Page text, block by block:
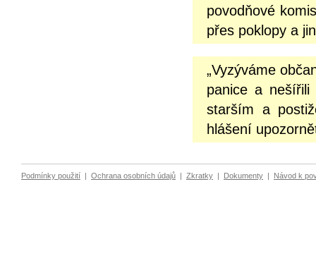
povodňové
přes poklopy a
„Vyzýváme
panice a nešířili
starším a
hlášení
Podmínky použití Ochrana osobních údajů Zkratky Dokumenty Návod k